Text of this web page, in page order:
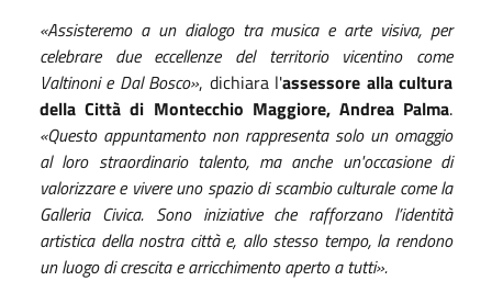
«Assisteremo a un dialogo tra musica e arte visiva, per
celebrare due eccellenze del territorio vicentino come
Valtinoni e Dal Bosco», dichiara l'assessore alla cultura
della Città di Montecchio Maggiore, Andrea Palma.
«Questo appuntamento non rappresenta solo un omaggio
al loro straordinario talento, ma anche un'occasione di
valorizzare e vivere uno spazio di scambio culturale come la
Galleria Civica. Sono iniziative che rafforzano l’identità
artistica della nostra città e, allo stesso tempo, la rendono
un luogo di crescita e arricchimento aperto a tutti».